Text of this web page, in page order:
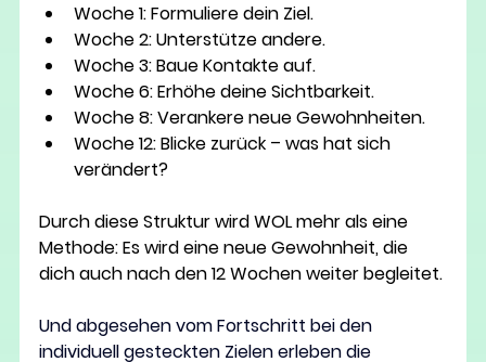
Woche 1: Formuliere dein Ziel.
Woche 2: Unterstütze andere.
Woche 3: Baue Kontakte auf.
Woche 6: Erhöhe deine Sichtbarkeit.
Woche 8: Verankere neue Gewohnheiten.
Woche 12: Blicke zurück – was hat sich
verändert?
Durch diese Struktur wird WOL mehr als eine
Methode: Es wird eine neue Gewohnheit, die
dich auch nach den 12 Wochen weiter begleitet.
Und abgesehen vom Fortschritt bei den
individuell gesteckten Zielen erleben die